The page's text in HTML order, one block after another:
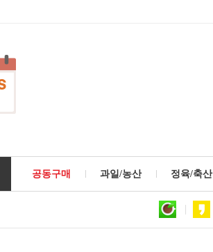
공동구매 과일/농산 정육/축산